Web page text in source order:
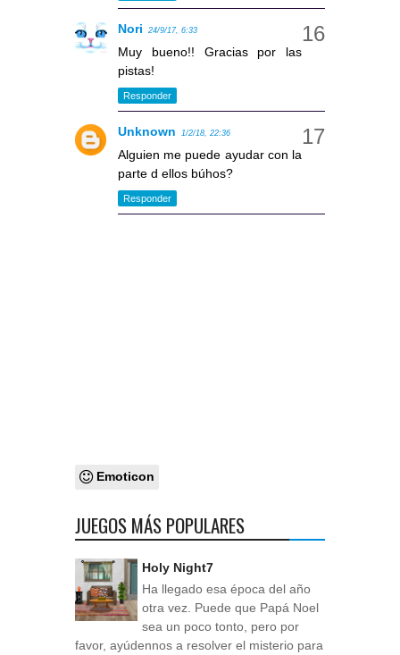
Nori 24/9/17, 6:33
Muy bueno!! Gracias por las
pistas!
Responder
Unknown 1/2/18, 22:36
Alguien me puede ayudar con la
parte d ellos búhos?
Responder
Emoticon
JUEGOS MÁS POPULARES
Holy Night7
Ha llegado esa época del año
otra vez. Puede que Papá Noel
sea un poco tonto, pero por
favor, ayúdennos a resolver el misterio para